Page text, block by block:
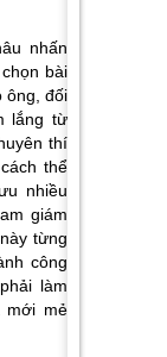
nhấn
bài
ông, đối
lắng từ
thí
thể
nhiều
giám
từng
công
làm
mới mẻ